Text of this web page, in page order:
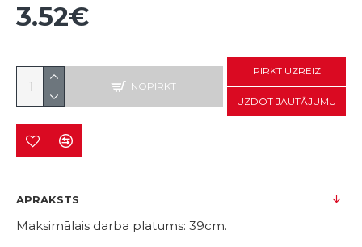
3.52€
NOPIRKT
PIRKT UZREIZ
UZDOT JAUTĀJUMU
APRAKSTS
Maksimālais darba platums: 39cm.